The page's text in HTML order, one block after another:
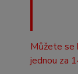
Můžete se
jednou za